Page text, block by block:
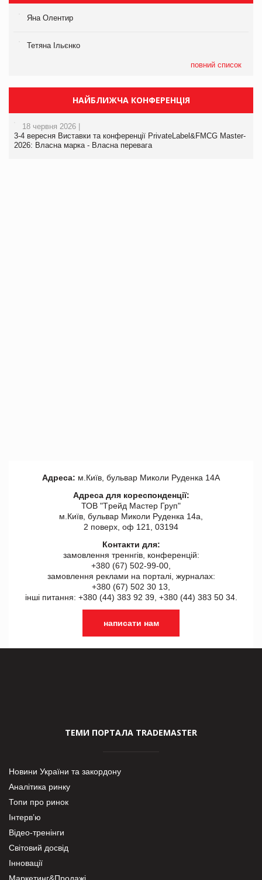
Яна Олентир
Тетяна Ільєнко
повний список
НАЙБЛИЖЧА КОНФЕРЕНЦІЯ
18 червня 2026 |
3-4 вересня Виставки та конференції PrivateLabel&FMCG Master-
2026: Власна марка - Власна перевага
Адреса: м.Київ, бульвар Миколи Руденка 14А
Адреса для кореспонденції:
ТОВ "Tрейд Мастер Груп"
м.Київ, бульвар Миколи Руденка 14а,
2 поверх, оф 121, 03194
Контакти для:
замовлення треннгів, конференцій:
+380 (67) 502-99-00,
замовлення реклами на порталі, журналах:
+380 (67) 502 30 13,
інші питання: +380 (44) 383 92 39, +380 (44) 383 50 34.
написати нам
ТЕМИ ПОРТАЛА TRADEMASTER
Новини України та закордону
Аналітика ринку
Топи про ринок
Інтерв’ю
Відео-тренінги
Світовий досвід
Інновації
Маркетинг&Продажі